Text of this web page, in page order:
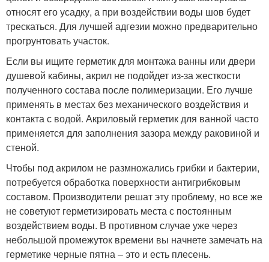
относят его усадку, а при воздействии воды шов будет
трескаться. Для лучшей адгезии можно предварительно
прогрунтовать участок.
Если вы ищите герметик для монтажа ванны или двери
душевой кабины, акрил не подойдет из-за жесткости
полученного состава после полимеризации. Его лучше
применять в местах без механического воздействия и
контакта с водой. Акриловый герметик для ванной часто
применяется для заполнения зазора между раковиной и
стеной.
Чтобы под акрилом не размножались грибки и бактерии,
потребуется обработка поверхности антигрибковым
составом. Производители решат эту проблему, но все же
не советуют герметизировать места с постоянным
воздействием воды. В противном случае уже через
небольшой промежуток времени вы начнете замечать на
герметике черные пятна – это и есть плесень.